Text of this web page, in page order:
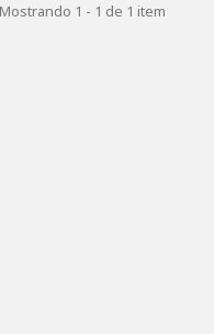
Mostrando 1 - 1 de 1 item